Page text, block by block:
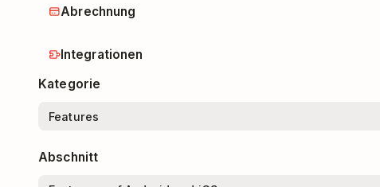
Abrechnung
Integrationen
Kategorie
Abschnitt